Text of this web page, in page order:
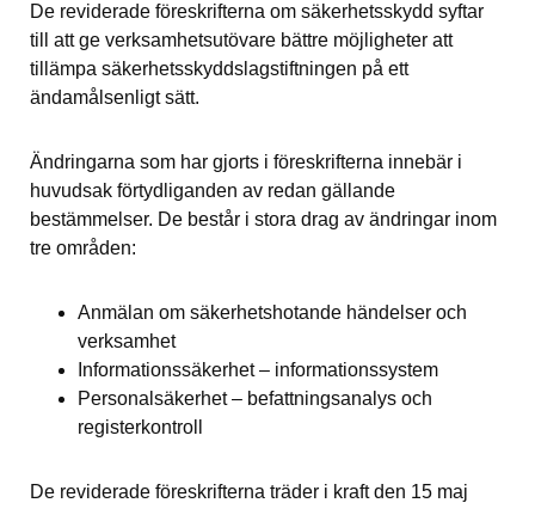
De reviderade föreskrifterna om säkerhetsskydd syftar
till att ge verksamhetsutövare bättre möjligheter att
tillämpa säkerhetsskyddslagstiftningen på ett
ändamålsenligt sätt.
Ändringarna som har gjorts i föreskrifterna innebär i
huvudsak förtydliganden av redan gällande
bestämmelser. De består i stora drag av ändringar inom
tre områden:
Anmälan om säkerhetshotande händelser och
verksamhet
Informationssäkerhet – informationssystem
Personalsäkerhet – befattningsanalys och
registerkontroll
De reviderade föreskrifterna träder i kraft den 15 maj